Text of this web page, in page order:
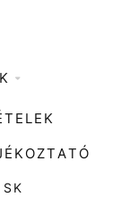
SK